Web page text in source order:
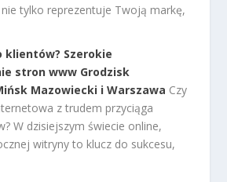
tylko reprezentuje Twoją markę,
klientów? Szerokie
stron www Grodzisk
Mazowiecki i Warszawa Czy
z trudem przyciąga
W dzisiejszym świecie online,
witryny to klucz do sukcesu,